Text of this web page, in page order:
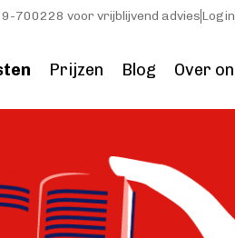
700228 voor vrijblijvend adviesLogin
Prijzen Blog Over